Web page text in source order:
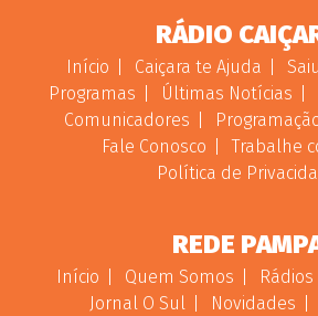
RÁDIO
Início Caiçara te Ajuda
Programas
Últimas Notícias
Comunicadores
Fale Conosco
Trabalhe
Política de
REDE
Início Quem Somos Rádios
Jornal O Sul
Novidades